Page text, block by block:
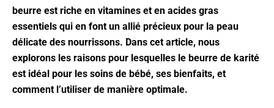
beurre est riche en vitamines et en acides gras
essentiels qui en font un allié précieux pour la peau
délicate des nourrissons. Dans cet article, nous
explorons les raisons pour lesquelles le beurre de karité
est idéal pour les soins de bébé, ses bienfaits, et
comment l’utiliser de manière optimale.